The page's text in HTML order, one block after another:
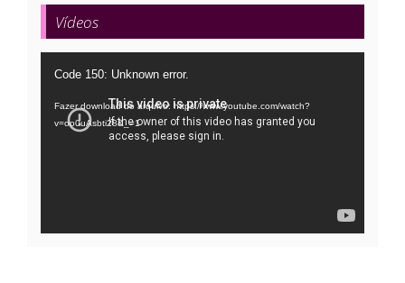
Vídeos
Tocador
vídeo
Code 150: Unknown error.
Fazer download do arquivo: https://www.youtube.com/watch?
v=oo0uAsbti28&_=1